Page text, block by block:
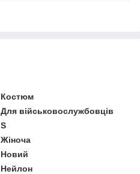
Костюм
Для військовослужбовців
S
Жіноча
Новий
Нейлон